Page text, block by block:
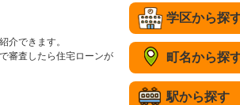
介できます。
審査したら住宅ローンが
学区から探
町名から探
駅から探す